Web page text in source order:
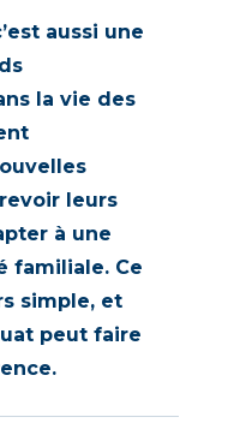
aussi une
la vie des
leurs
à une
familiale. Ce
simple, et
peut faire